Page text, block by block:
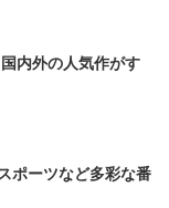
内外の人気作がす
ポーツなど多彩な番